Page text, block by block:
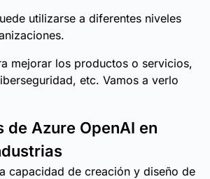
utilizarse a diferentes niveles
mejorar los productos o servicios,
etc. Vamos a verlo
de Azure OpenAI en
capacidad de creación y diseño de